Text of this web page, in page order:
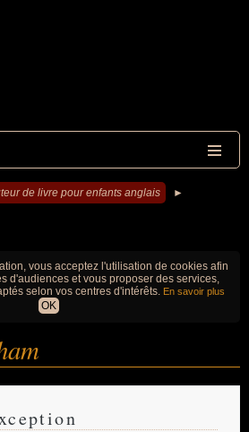
de livre pour enfants anglais ►
vous acceptez l'utilisation de cookies afin
d'audiences et vous proposer des services,
selon vos centres d'intérêts. En savoir plus
OK